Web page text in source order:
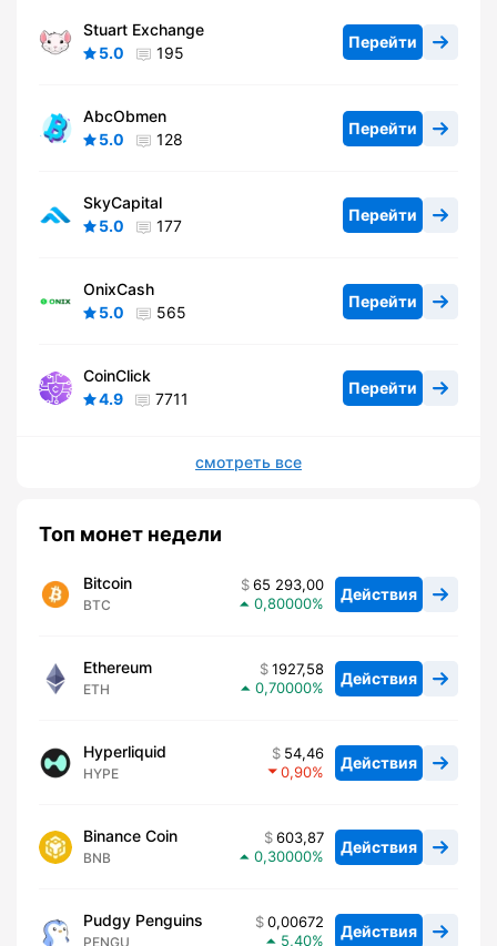
Stuart Exchange
5.0
195
Перейти
AbcObmen
5.0
128
Перейти
SkyCapital
5.0
177
Перейти
OnixCash
5.0
565
Перейти
CoinClick
4.9
7711
Перейти
смотреть все
Топ монет недели
Bitcoin
BTC
65 293,00
0,80000
Действия
Ethereum
ETH
1927,58
0,70000
Действия
Hyperliquid
HYPE
54,46
0,90
Действия
Binance Coin
BNB
603,87
0,30000
Действия
Pudgy Penguins
PENGU
0,00672
5,40
Действия